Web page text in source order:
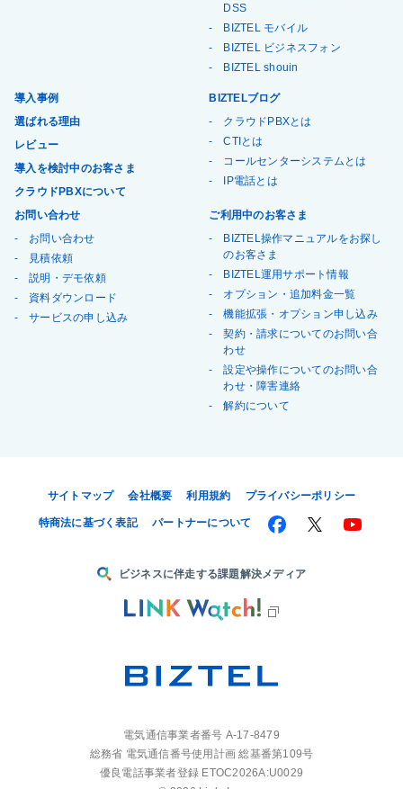
DSS
BIZTEL モバイル
BIZTEL ビジネスフォン
BIZTEL shouin
導入事例
選ばれる理由
レビュー
導入を検討中のお客さま
クラウドPBXについて
BIZTELブログ
クラウドPBXとは
CTIとは
コールセンターシステムとは
IP電話とは
お問い合わせ
お問い合わせ
見積依頼
説明・デモ依頼
資料ダウンロード
サービスの申し込み
ご利用中のお客さま
BIZTEL操作マニュアルをお探し
のお客さま
BIZTEL運用サポート情報
オプション・追加料金一覧
機能拡張・オプション申し込み
契約・請求についてのお問い合
わせ
設定や操作についてのお問い合
わせ・障害連絡
解約について
サイトマップ 会社概要 利用規約 プライバシーポリシー
特商法に基づく表記 パートナーについて
ビジネスに伴走する課題解決メディア
電気通信事業者番号 A-17-8479
総務省 電気通信番号使用計画 総基番第109号
優良電話事業者登録 ETOC2026A:U0029